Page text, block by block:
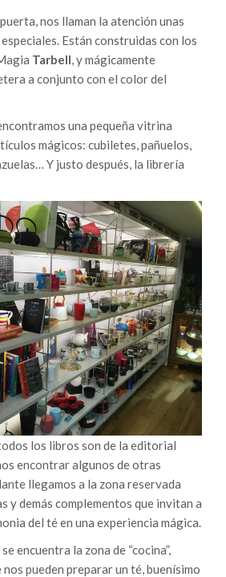
nos llaman la atención unas
Están construidas con los
Tarbell, y mágicamente
a conjunto con el color del
una pequeña vitrina
mágicos: cubiletes, pañuelos,
Y justo después, la librería
los libros son de la editorial
encontrar algunos de otras
llegamos a la zona reservada
y demás complementos que invitan a
del té en una experiencia mágica.
encuentra la zona de “cocina”,
pueden preparar un té, buenísimo